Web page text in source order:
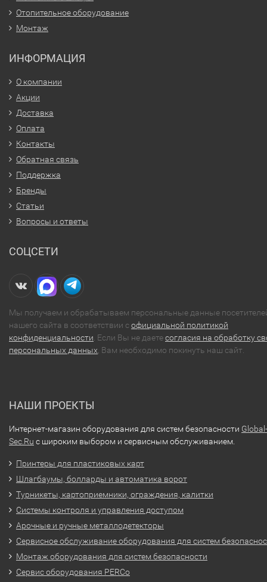
Отопительное оборудование
Монтаж
ИНФОРМАЦИЯ
О компании
Акции
Доставка
Оплата
Контакты
Обратная связь
Поддержка
Бренды
Статьи
Вопросы и ответы
СОЦСЕТИ
Мы получаем и обрабатываем персональные данные
нашего сайта в соответствии софициальной политикой
конфиденциальности . Если Вы не даетесогласия на обработку
персональных данных , Вам необходимо покинуть наш сайт.
НАШИ ПРОЕКТЫ
Интернет-магазин оборудования для систем безопасности Global-
Sec.Ru с широким выбором и сервисным обслуживанием.
Принтеры для пластиковых карт
Шлагбаумы, болларды и автоматика ворот
Турникеты, картоприемники, ограждения, калитки
Системы контроля и управления доступом
Арочные и ручные металлодетекторы
Сервисное обслуживание оборудования для систем
Монтаж оборудования для систем безопасности
Сервис оборудования PERCo